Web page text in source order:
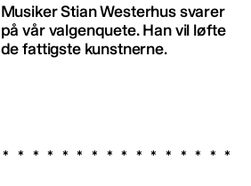
Musiker Stian Westerhus svarer
på vår valgenquete. Han vil løfte
de fattigste kunstnerne.